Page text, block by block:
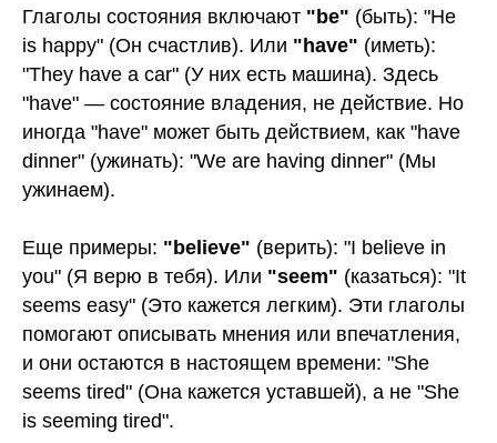
Глаголы состояния включают "be" (быть): "He
is happy" (Он счастлив). Или "have" (иметь):
"They have a car" (У них есть машина). Здесь
"have" — состояние владения, не действие. Но
иногда "have" может быть действием, как "have
dinner" (ужинать): "We are having dinner" (Мы
ужинаем).
Еще примеры: "believe" (верить): "I believe in
you" (Я верю в тебя). Или "seem" (казаться): "It
seems easy" (Это кажется легким). Эти глаголы
помогают описывать мнения или впечатления,
и они остаются в настоящем времени: "She
seems tired" (Она кажется уставшей), а не "She
is seeming tired".
@eva_smitup
По всем вопросам
Юридические документы партнеров
Акции
Биология
Химия
Наверх ↑
Математика
Физика
Информатика
Банк заданий
Контакты
Блог
Поиск
исполнителей